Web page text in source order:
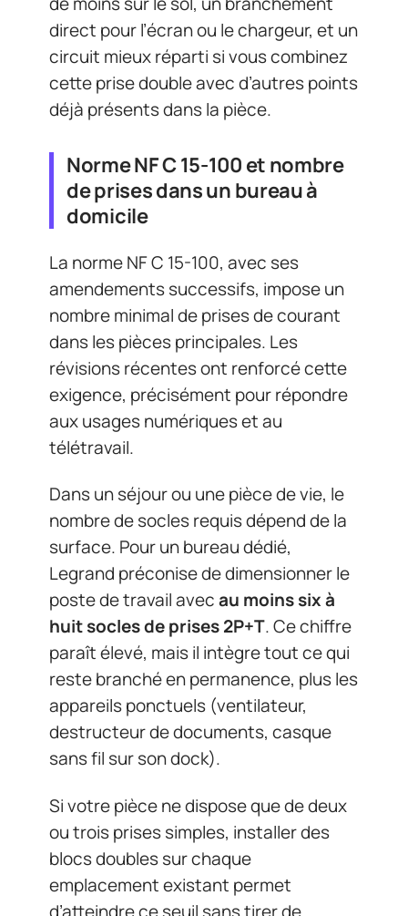
direct pour l’écran ou le chargeur, et un
circuit mieux réparti si vous combinez
cette prise double avec d’autres points
déjà présents dans la pièce.
Norme NF C 15-100 et nombre
de prises dans un bureau à
domicile
La norme NF C 15-100, avec ses
amendements successifs, impose un
nombre minimal de prises de courant
dans les pièces principales. Les
révisions récentes ont renforcé cette
exigence, précisément pour répondre
aux usages numériques et au
télétravail.
Dans un séjour ou une pièce de vie, le
nombre de socles requis dépend de la
surface. Pour un bureau dédié,
Legrand préconise de dimensionner le
poste de travail avecau moins six à
huit socles de prises 2P+T. Ce chiffre
paraît élevé, mais il intègre tout ce qui
reste branché en permanence, plus les
appareils ponctuels (ventilateur,
destructeur de documents, casque
sans fil sur son dock).
Si votre pièce ne dispose que de deux
ou trois prises simples, installer des
blocs doubles sur chaque
emplacement existant permet
d’atteindre ce seuil sans tirer de